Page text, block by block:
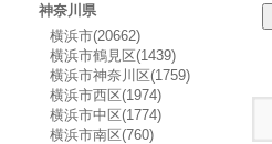
神奈川県
横浜市(20662)
横浜市鶴見区(1439)
横浜市神奈川区(1759)
横浜市西区(1974)
横浜市中区(1774)
横浜市南区(760)